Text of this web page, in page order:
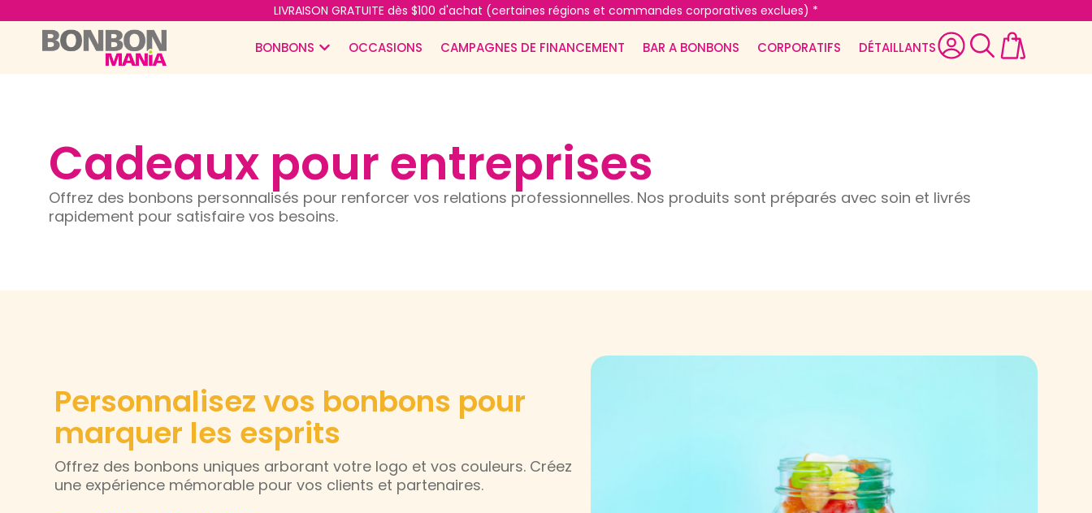
LIVRAISON GRATUITE dès $100 d'achat (certaines régions et commandes corporatives exclues) *
BONBONS OCCASIONS CAMPAGNES DE FINANCEMENT BAR A BONBONS CORPORATIFS DÉTAILLANTS
Cadeaux pour entreprises
Offrez des bonbons personnalisés pour renforcer vos relations professionnelles. Nos produits sont préparés avec soin et livrés
rapidement pour satisfaire vos besoins.
Personnalisez vos bonbons pour
marquer les esprits
Offrez des bonbons uniques arborant votre logo et vos couleurs. Créez
une expérience mémorable pour vos clients et partenaires.